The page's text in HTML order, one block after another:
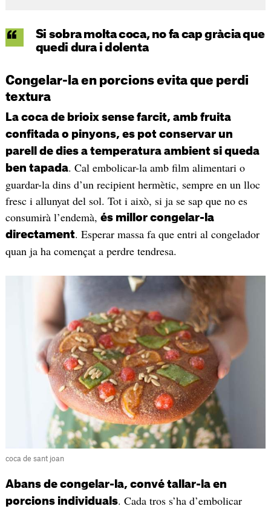
Si sobra molta coca, no fa cap gràcia que
quedi dura i dolenta
Congelar-la en porcions evita que perdi
textura
La coca de brioix sense farcit, amb fruita
confitada o pinyons, es pot conservar un
parell de dies a temperatura ambient si queda
ben tapada. Cal embolicar-la amb film alimentari o
guardar-la dins d’un recipient hermètic, sempre en un lloc
fresc i allunyat del sol. Tot i això, si ja se sap que no es
consumirà l’endemà, és millor congelar-la
directament. Esperar massa fa que entri al congelador
quan ja ha començat a perdre tendresa.
coca de sant joan
Abans de congelar-la, convé tallar-la en
porcions individuals. Cada tros s’ha d’embolicar